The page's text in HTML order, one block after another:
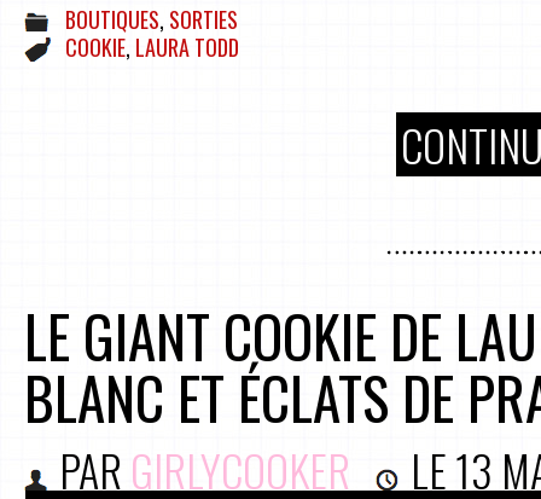
BOUTIQUES, SORTIES
COOKIE, LAURA TODD
LE GIANT COOKIE DE
BLANC ET ÉCLATS DE
PAR GIRLYCOOKER LE13